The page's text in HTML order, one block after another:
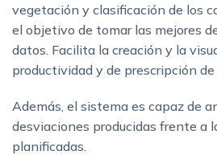
vegetación y clasificación de los
el objetivo de tomar las mejores
datos. Facilita la creación y la
productividad y de prescripción
Además, el sistema es capaz de
desviaciones producidas frente a
planificadas.